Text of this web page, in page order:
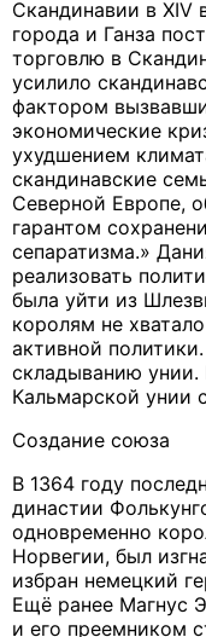
Скандинавии в XIV
города и Ганза
торговлю в
усилило
фактором
экономические
ухудшением
скандинавские
Северной Европе,
гарантом
сепаратизма.»
реализовать
была уйти из
королям не
активной
складыванию
Кальмарской унии
Создание союза
В 1364 году
династии
одновременно
Норвегии, был
избран немецкий
Ещё ранее Магнус
и его преемником